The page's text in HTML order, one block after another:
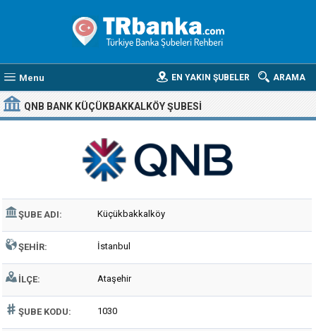
Menu ARAMA
EN YAKIN ŞUBELER
QNB BANK KÜÇÜKBAKKALKÖY ŞUBESI
ŞUBE ADI: Küçükbakkalköy
ŞEHIR: İstanbul
İLÇE: Ataşehir
ŞUBE KODU: 1030